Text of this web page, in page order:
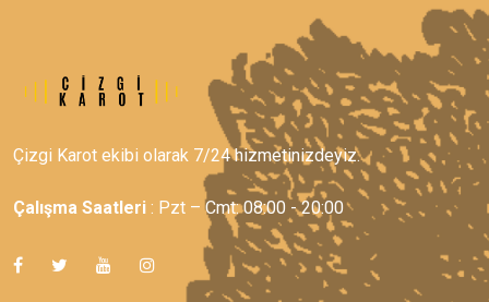
Çizgi Karot ekibi olarak 7/24 hizmetinizdeyiz.
Çalışma Saatleri : Pzt – Cmt: 08:00 - 20:00